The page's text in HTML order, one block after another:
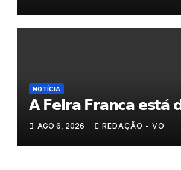
NOTÍCIA
𝗔 𝗙𝗲𝗶𝗿𝗮 𝗙𝗿𝗮𝗻𝗰𝗮 𝗲𝘀𝘁𝗮́
AGO 6, 2026 REDAÇÃO - VO